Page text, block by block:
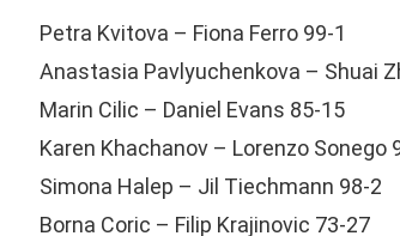
Petra Kvitova – Fiona Ferro 99-1
Anastasia Pavlyuchenkova – Shuai
Marin Cilic – Daniel Evans 85-15
Karen Khachanov – Lorenzo Sonego
Simona Halep – Jil Tiechmann 98-2
Borna Coric – Filip Krajinovic 73-27